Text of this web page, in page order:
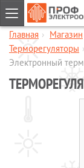
ГЛАВНАЯ
КОМПАНИЯ
УСЛУГИ
Обогрев кровли и
Главная › Магазин
Терморегуляторы ›
Электронный